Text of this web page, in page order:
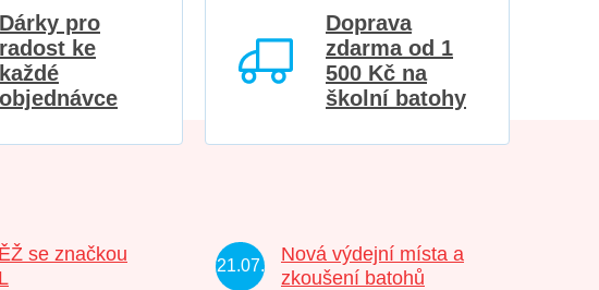
Dárky pro
radost ke
každé
objednávce
Doprava
zdarma od 1
500 Kč na
školní batohy
se značkou
21.07.
Nová výdejní místa a
zkoušení batohů